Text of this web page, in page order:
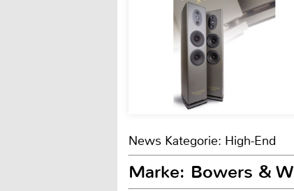
News Kategorie: High-End
Marke: Bowers &